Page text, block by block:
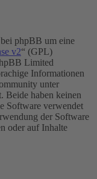
phpBB um eine
v2“ (GPL)
Limited
Informationen
unter
Beide haben keinen
Software verwendet
der Software
oder auf Inhalte